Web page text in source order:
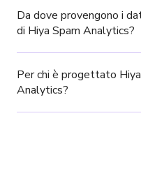
Da dove provengono i
di Hiya Spam Analytics?
Per chi è progettato
Analytics?